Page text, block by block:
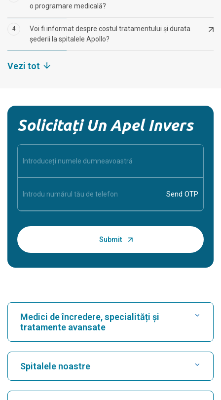
o programare medicală?
4
Voi fi informat despre costul tratamentului și durata
șederii la spitalele Apollo?
Vezi tot
Solicitați Un Apel Invers
Medici de încredere, specialități și
tratamente avansate
Găsește spital
Găsește un cardiolog
Spitalele noastre